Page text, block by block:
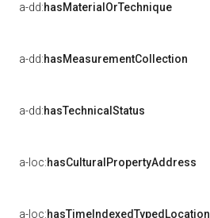
a-dd:hasMaterialOrTechnique
a-dd:hasMeasurementCollection
a-dd:hasTechnicalStatus
a-loc:hasCulturalPropertyAddress
a-loc:hasTimeIndexedTypedLocation